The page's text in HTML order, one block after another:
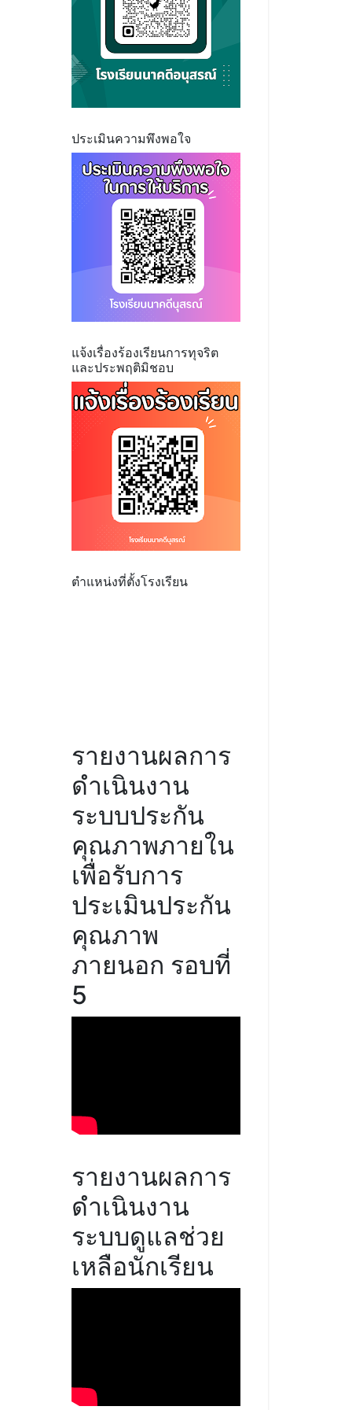
ประเมินความพึงพอใจ
แจ้งเรื่องร้องเรียนการทุจริต
และประพฤติมิชอบ
ตำแหน่งที่ตั้งโรงเรียน
รายงานผลการ
ดำเนินงาน
ระบบประกัน
คุณภาพภายใน
เพื่อรับการ
ประเมินประกัน
คุณภาพ
ภายนอก รอบที่
5
รายงานผลการ
ดำเนินงาน
ระบบดูแลช่วย
เหลือนักเรียน